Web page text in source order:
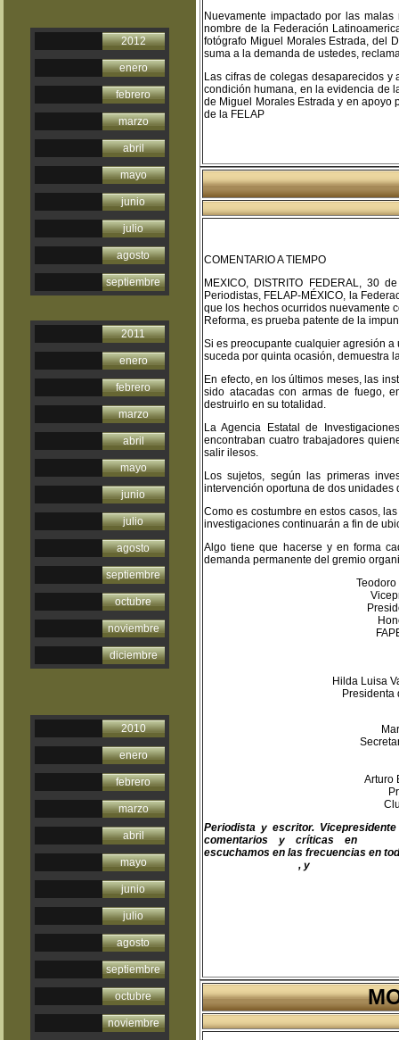
2012
enero
febrero
marzo
abril
mayo
junio
julio
agosto
septiembre
2011
enero
febrero
marzo
abril
mayo
junio
julio
agosto
septiembre
octubre
noviembre
diciembre
2010
enero
febrero
marzo
abril
mayo
junio
julio
agosto
septiembre
octubre
noviembre
Nuevamente impactado por las
nombre de la Federación
fotógrafo Miguel Morales Estrada, del
suma a la demanda de ustedes,
Las cifras de colegas desaparecidos
condición humana, en la evidencia de
de Miguel Morales Estrada y en apoyo
de la FELAP
COMENTARIO A TIEMPO
MEXICO, DISTRITO FEDERAL, 30
Periodistas, FELAP-MÉXICO, la
que los hechos ocurridos nuevamente
Reforma, es prueba patente de la
Si es preocupante cualquier agresión
suceda por quinta ocasión, demuestra
En efecto, en los últimos meses, las
sido atacadas con armas de fuego,
destruirlo en su totalidad.
La Agencia Estatal de
encontraban cuatro trabajadores
salir ilesos.
Los sujetos, según las primeras
intervención oportuna de dos
Como es costumbre en estos casos,
investigaciones continuarán a fin de
Algo tiene que hacerse y en forma
demanda permanente del gremio
Hilda
Periodista y escritor.
comentarios y críticas en
escuchamos en las frecuencias en
, y